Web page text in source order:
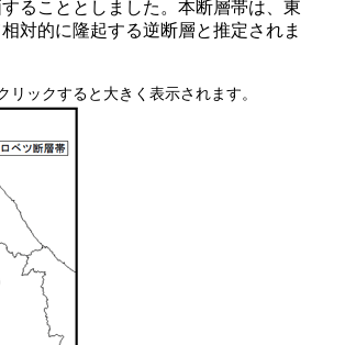
ることとしました。本断層帯は、東
対的に隆起する逆断層と推定されま
ックすると大きく表示されます。